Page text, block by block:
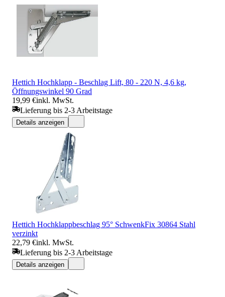
Hettich Hochklapp - Beschlag Lift, 80 - 220 N, 4,6 kg,
Öffnungswinkel 90 Grad
19,99 €inkl. MwSt.
Lieferung bis 2-3 Arbeitstage
Details anzeigen
Hettich Hochklappbeschlag 95° SchwenkFix 30864 Stahl
verzinkt
22,79 €inkl. MwSt.
Lieferung bis 2-3 Arbeitstage
Details anzeigen